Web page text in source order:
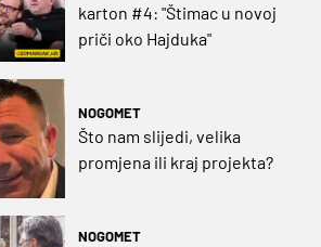
karton #4: "Štimac u novoj
priči oko Hajduka"
NOGOMET
Što nam slijedi, velika
promjena ili kraj projekta?
NOGOMET